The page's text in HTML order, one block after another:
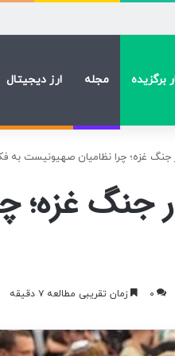
بازار؛ تریدرها روی ثابت ماندن نرخ
برگزیده مجله ارز دیجیتال
جنگ غزه؛ چرا نظامیان صهیونیست به
جنگ غزه؛
۰ زمان تقریبی مطالعه ۷ دقیقه